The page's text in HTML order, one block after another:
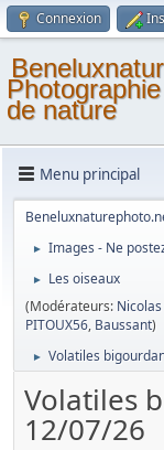
Connexion
de nature
Menu principal
► Images - Ne
►
Les oiseaux
(Modérateurs:
PITOUX56, Baussant)
► Volatiles
Volatiles
12/07/26